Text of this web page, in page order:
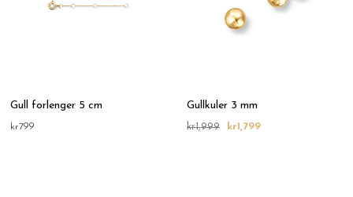
Gull forlenger 5 cm
kr799
Gullkuler 3 mm
kr1,999 kr1,799